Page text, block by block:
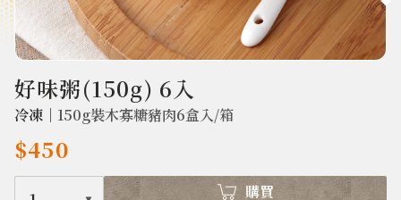
好味粥(150g) 6入
冷凍｜ 150g裝木寡糖豬肉6盒入/箱
$450
購買